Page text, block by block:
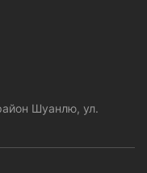
Шуанлю, ул.